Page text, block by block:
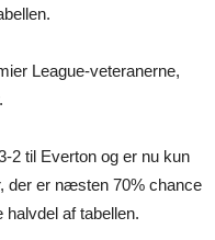
League-veteranerne,
2 til Everton og er nu kun
der er næsten 70% chance
af tabellen.